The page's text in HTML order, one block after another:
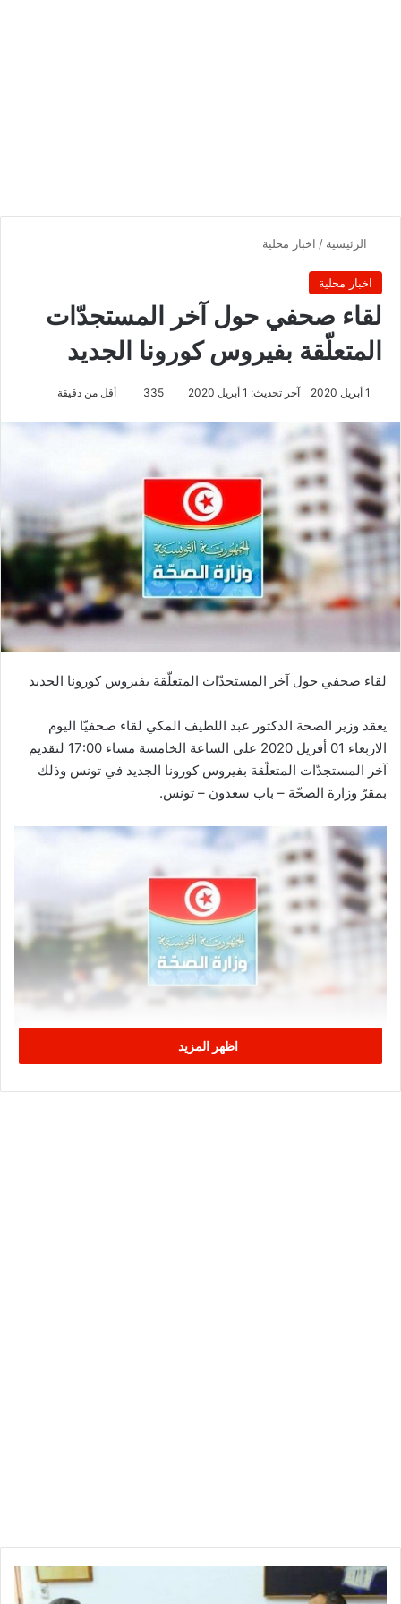
الرئيسية / اخبار محلية
اخبار محلية
لقاء صحفي حول آخر المستجدّات
المتعلّقة بفيروس كورونا الجديد
1 أبريل 2020 آخر تحديث: 1 أبريل 2020 335 أقل من دقيقة
لقاء صحفي حول آخر المستجدّات المتعلّقة بفيروس كورونا الجديد
يعقد وزير الصحة الدكتور عبد اللطيف المكي لقاء صحفيّا اليوم
الاربعاء 01 أفريل 2020 على الساعة الخامسة مساء 17:00 لتقديم
آخر المستجدّات المتعلّقة بفيروس كورونا الجديد في تونس وذلك
بمقرّ وزارة الصحّة – باب سعدون – تونس.
اظهر المزيد
دعم
التعاون